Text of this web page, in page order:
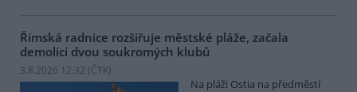
Římská radnice rozšiřuje městské pláže, začala
demolicí dvou soukromých klubů
3.8.2026 12:32 (ČTK)
Na pláži Ostia na předměstí